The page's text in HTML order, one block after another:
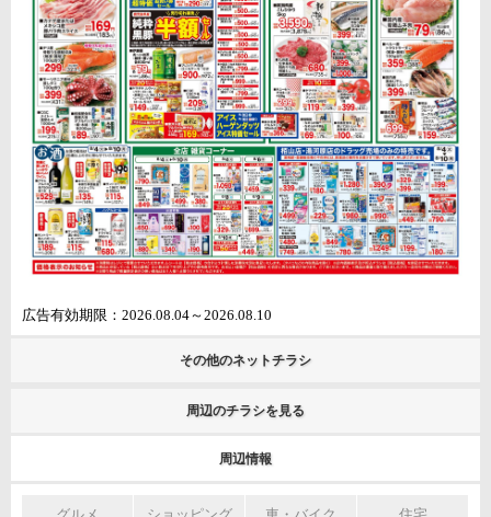
広告有効期限：2026.08.04～2026.08.10
その他のネットチラシ
周辺のチラシを見る
周辺情報